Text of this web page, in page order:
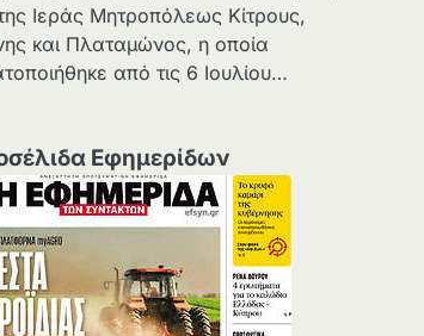
Ιεράς Μητροπόλεως Κίτρους,
και Πλαταμώνος, η οποία
από τις 6 Ιουλίου…
Εφημερίδων